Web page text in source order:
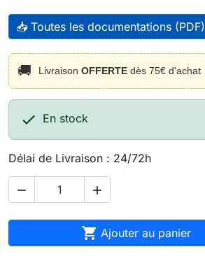
📥 Toutes les documentations (PDF)
🚚 Livraison OFFERTE dès 75€ d'achat
 En stock
Délai de Livraison : 24/72h
 
 Ajouter au panier